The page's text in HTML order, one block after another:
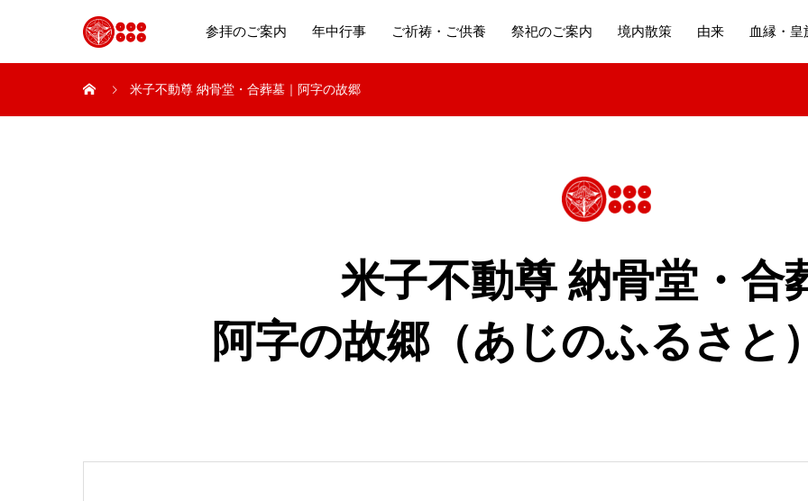
参拝のご案内 年中行事 ご祈祷・ご供養 祭祀のご案内 境内散策 由来 血縁・皇
米子不動尊 納骨堂・合葬墓｜阿字の故郷
米子不動尊 納骨堂・合
阿字の故郷（あじのふるさと